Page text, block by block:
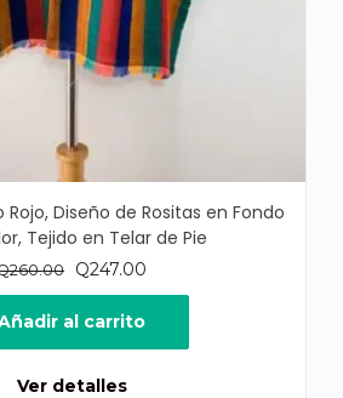
Diseño de Rositas en Fondo
Tejido en Telar de Pie
260.00
El
precio
original
era:
Q247.00
precio
es:
al carrito
Ver detalles